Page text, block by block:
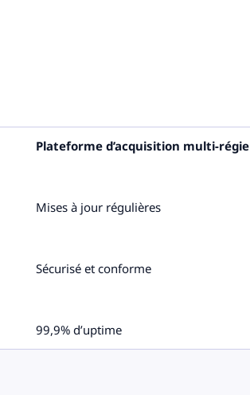
Plateforme d’acquisition multi-régie
Mises à jour régulières
Sécurisé et conforme
99,9% d’uptime